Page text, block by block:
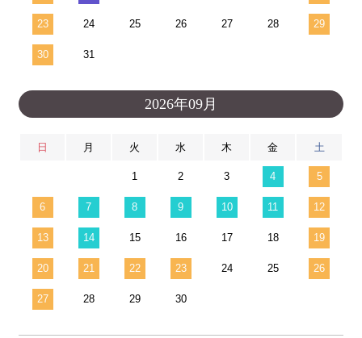
23 24 25 26 27 28 29
30 31
2026年09月
日 月 火 水 木 金 土
1 2 3 4 5
6 7 8 9 10 11 12
13 14 15 16 17 18 19
20 21 22 23 24 25 26
27 28 29 30